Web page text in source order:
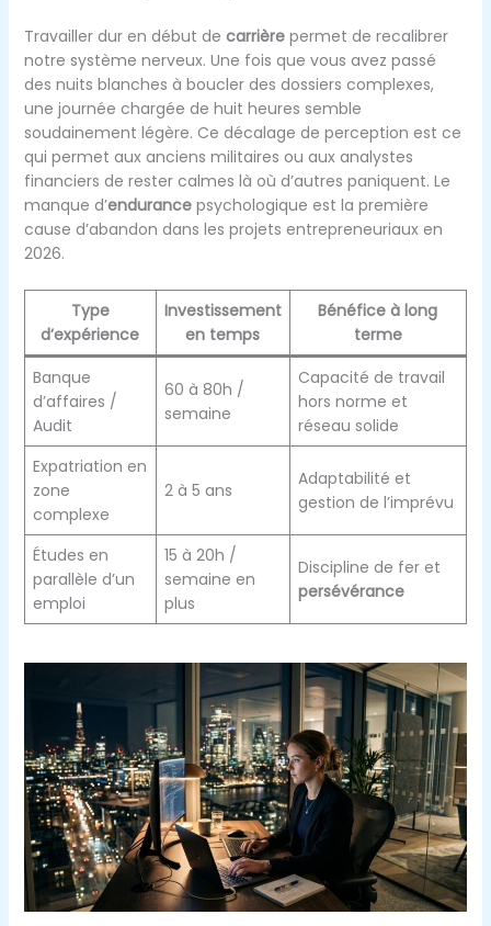
Travailler dur en début de carrièrepermet de recalibrer
notre système nerveux. Une fois que vous avez passé
des nuits blanches à boucler des dossiers complexes,
une journée chargée de huit heures semble
soudainement légère. Ce décalage de perception est ce
qui permet aux anciens militaires ou aux analystes
financiers de rester calmes là où d’autres paniquent. Le
manque d’endurancepsychologique est la première
cause d’abandon dans les projets entrepreneuriaux en
2026.
Type
d’expérience
Investissement
en temps
Bénéfice à long
terme
Banque
d’affaires /
Audit
60 à 80h /
semaine
Capacité de travail
hors norme et
réseau solide
Expatriation en
zone
complexe
2 à 5 ans
Adaptabilité et
gestion de l’imprévu
Études en
parallèle d’un
emploi
15 à 20h /
semaine en
plus
Discipline de fer et
persévérance